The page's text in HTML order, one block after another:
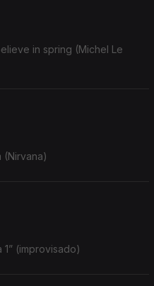
in spring (Michel Le
(Nirvana)
(improvisado)